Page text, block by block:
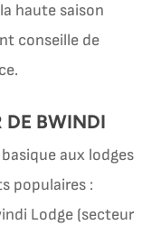
haute saison
conseille de
DE BWINDI
aux lodges
populaires :
Lodge (secteur